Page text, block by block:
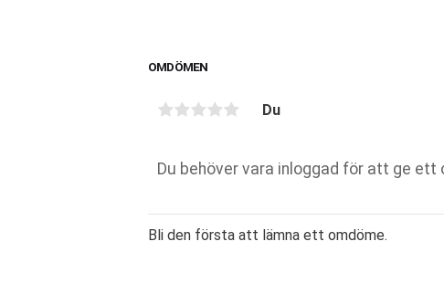
OMDÖMEN
Du
Bli den första att lämna ett omdöme.